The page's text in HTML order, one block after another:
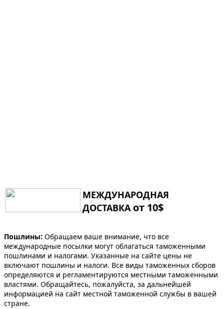
МЕЖДУНАРОДНАЯ
ДОСТАВКА от 10$
Пошлины: Обращаем ваше внимание, что все
международные посылки могут облагаться таможенными
пошлинами и налогами. Указанные на сайте цены не
включают пошлины и налоги. Все виды таможенных сборов
определяются и регламентируются местными таможенными
властями. Обращайтесь, пожалуйста, за дальнейшей
информацией на сайт местной таможенной службы в вашей
стране.